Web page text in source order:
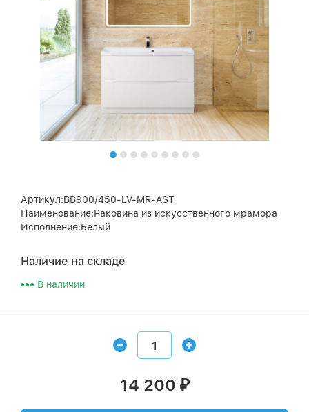
Артикул:BB900/450-LV-MR-AST
Наименование:Раковина из искусственного мрамора
Исполнение:Белый
Наличие на складе
В наличии
14 200 ₽